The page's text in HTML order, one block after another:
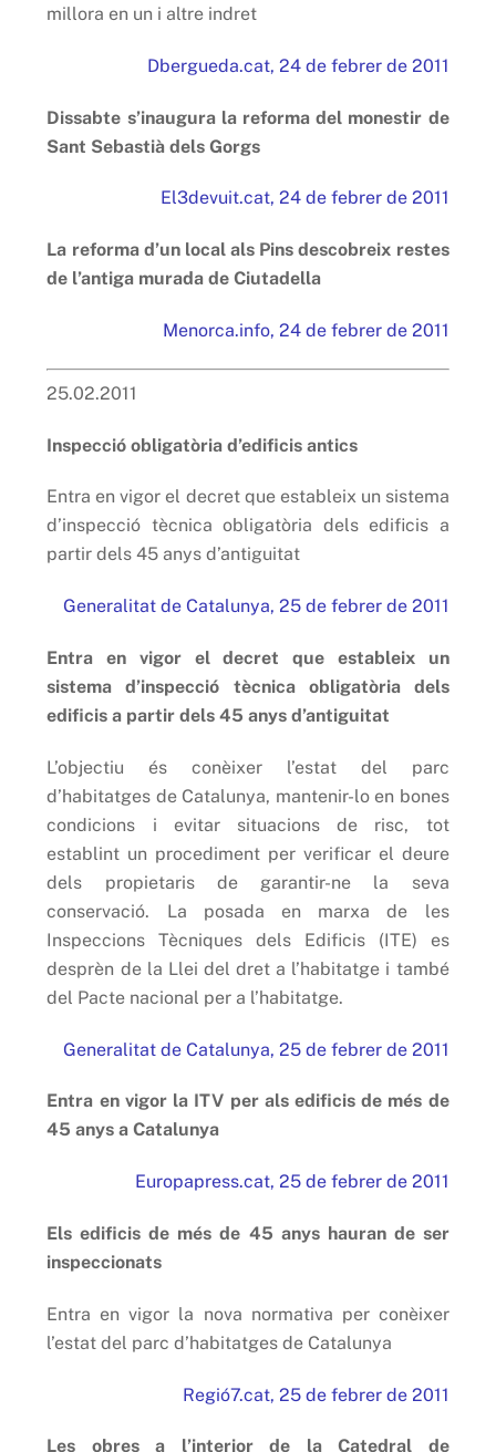
millora en un i altre indret
Dbergueda.cat, 24 de febrer de 2011
Dissabte s’inaugura la reforma del monestir de
Sant Sebastià dels Gorgs
El3devuit.cat, 24 de febrer de 2011
La reforma d’un local als Pins descobreix restes
de l’antiga murada de Ciutadella
Menorca.info, 24 de febrer de 2011
25.02.2011
Inspecció obligatòria d’edificis antics
Entra en vigor el decret que estableix un sistema
d’inspecció tècnica obligatòria dels edificis a
partir dels 45 anys d’antiguitat
Generalitat de Catalunya, 25 de febrer de 2011
Entra en vigor el decret que estableix un
sistema d’inspecció tècnica obligatòria dels
edificis a partir dels 45 anys d’antiguitat
L’objectiu és conèixer l’estat del parc
d’habitatges de Catalunya, mantenir-lo en bones
condicions i evitar situacions de risc, tot
establint un procediment per verificar el deure
dels propietaris de garantir-ne la seva
conservació. La posada en marxa de les
Inspeccions Tècniques dels Edificis (ITE) es
desprèn de la Llei del dret a l’habitatge i també
del Pacte nacional per a l’habitatge.
Generalitat de Catalunya, 25 de febrer de 2011
Entra en vigor la ITV per als edificis de més de
45 anys a Catalunya
Europapress.cat, 25 de febrer de 2011
Els edificis de més de 45 anys hauran de ser
inspeccionats
Entra en vigor la nova normativa per conèixer
l’estat del parc d’habitatges de Catalunya
Regió7.cat, 25 de febrer de 2011
Les obres a l’interior de la Catedral de